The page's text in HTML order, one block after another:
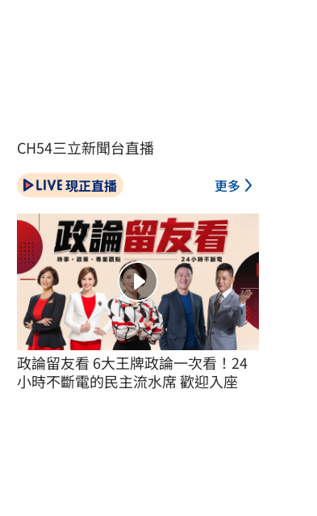
CH54三立新聞台直播
現正直播 更多
政論留友看 6大王牌政論一次看！24
小時不斷電的民主流水席 歡迎入座